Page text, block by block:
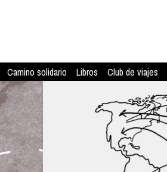
Camino solidario Libros Club de viajes